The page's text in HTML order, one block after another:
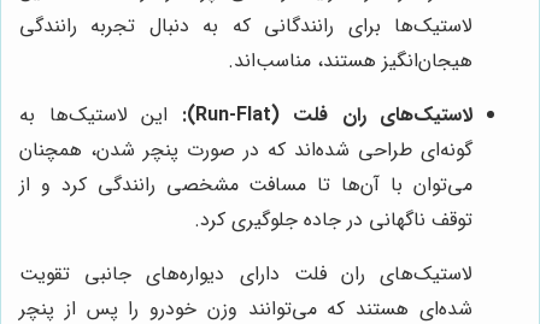
لاستیک‌ها برای رانندگانی که به دنبال تجربه رانندگی
هیجان‌انگیز هستند، مناسب‌اند.
لاستیک‌های ران فلت (Run-Flat):
این لاستیک‌ها به
گونه‌ای طراحی شده‌اند که در صورت پنچر شدن، همچنان
می‌توان با آن‌ها تا مسافت مشخصی رانندگی کرد و از
توقف ناگهانی در جاده جلوگیری کرد.
لاستیک‌های ران فلت دارای دیواره‌های جانبی تقویت
شده‌ای هستند که می‌توانند وزن خودرو را پس از پنچر